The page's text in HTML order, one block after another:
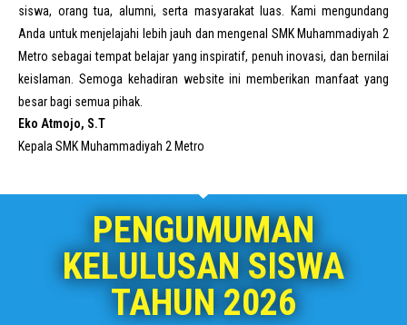
siswa, orang tua, alumni, serta masyarakat luas. Kami mengundang
Anda untuk menjelajahi lebih jauh dan mengenal SMK Muhammadiyah 2
Metro sebagai tempat belajar yang inspiratif, penuh inovasi, dan bernilai
keislaman. Semoga kehadiran website ini memberikan manfaat yang
besar bagi semua pihak.
Eko Atmojo, S.T
Kepala SMK Muhammadiyah 2 Metro
PENGUMUMAN
KELULUSAN SISWA
TAHUN 2026